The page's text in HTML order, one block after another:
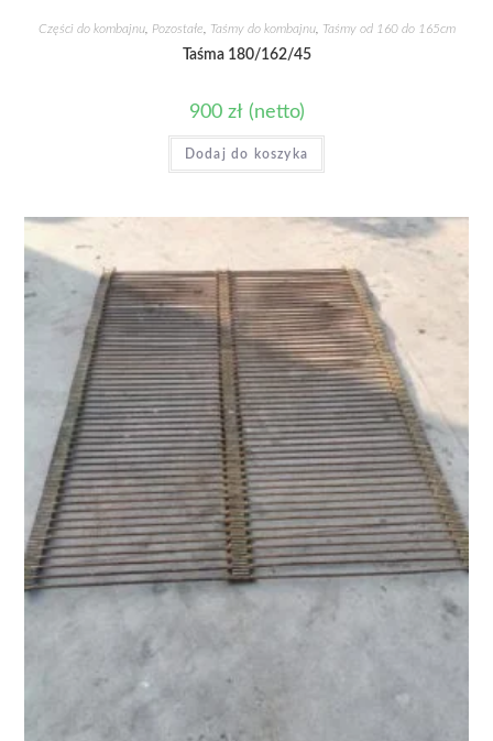
Części do kombajnu, Pozostałe Taśmy do kombajnu, Taśmy od 160 do 165cm
Taśma 180/162/45
900 zł (netto)
Dodaj do koszyka